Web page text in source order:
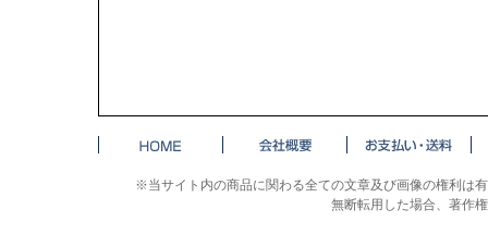
※当サイト内の商品に関わる全ての文章及び画像の権利は
無断転用した場合、著作